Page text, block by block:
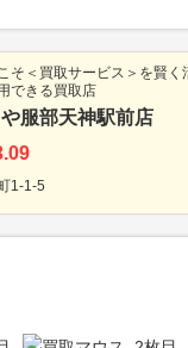
そ＜買取サービス＞を賢く
できる買取店
服部天神駅前店
1-1-5